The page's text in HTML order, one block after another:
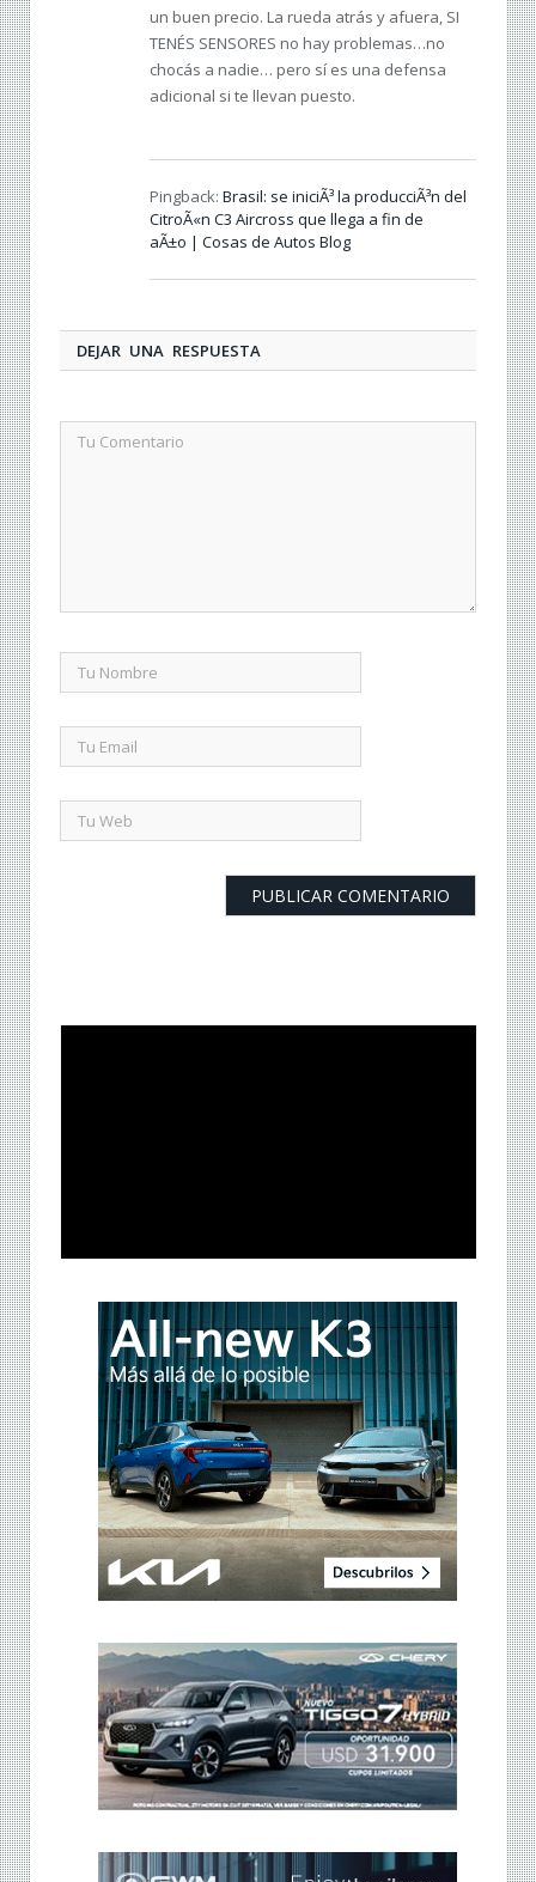
un buen precio. La rueda atrás y afuera, SI
TENÉS SENSORES no hay problemas…no
chocás a nadie… pero sí es una defensa
adicional si te llevan puesto.
Pingback: Brasil: se iniciÃ³ la producciÃ³n del
CitroÃ«n C3 Aircross que llega a fin de
aÃ±o | Cosas de Autos Blog
DEJAR UNA RESPUESTA